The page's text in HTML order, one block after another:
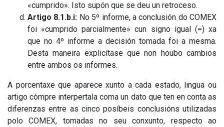
«cumprido». Isto supón que se deu un retroceso.
Artigo 8.1.b.i: No 5º informe, a conclusión do COMEX
foi «cumprido parcialmente» cun signo igual (=) xa
que no 4º informe a decisión tomada foi a mesma.
Desta maneira explicítase que non houbo cambios
entre ambos os informes.
A porcentaxe que aparece xunto a cada estado, lingua ou
artigo cómpre interpertala coma un dato que ten en conta as
diferenzas entre as cinco posíbeis conclusións utilizadas
polo COMEX, tomadas no seu conxunto, respecto ao